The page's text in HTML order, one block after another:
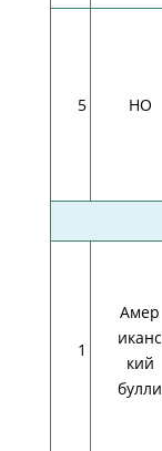
5 НО
1
Амер
иканс
кий
булли